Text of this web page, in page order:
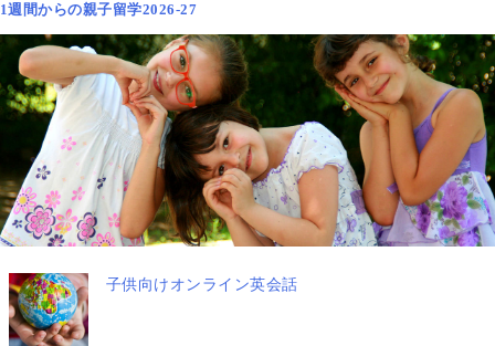
1週間からの親子留学2026-27
子供向けオンライン英会話